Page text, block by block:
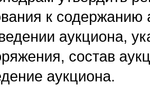
к содержанию
аукциона,
состав
аукциона.